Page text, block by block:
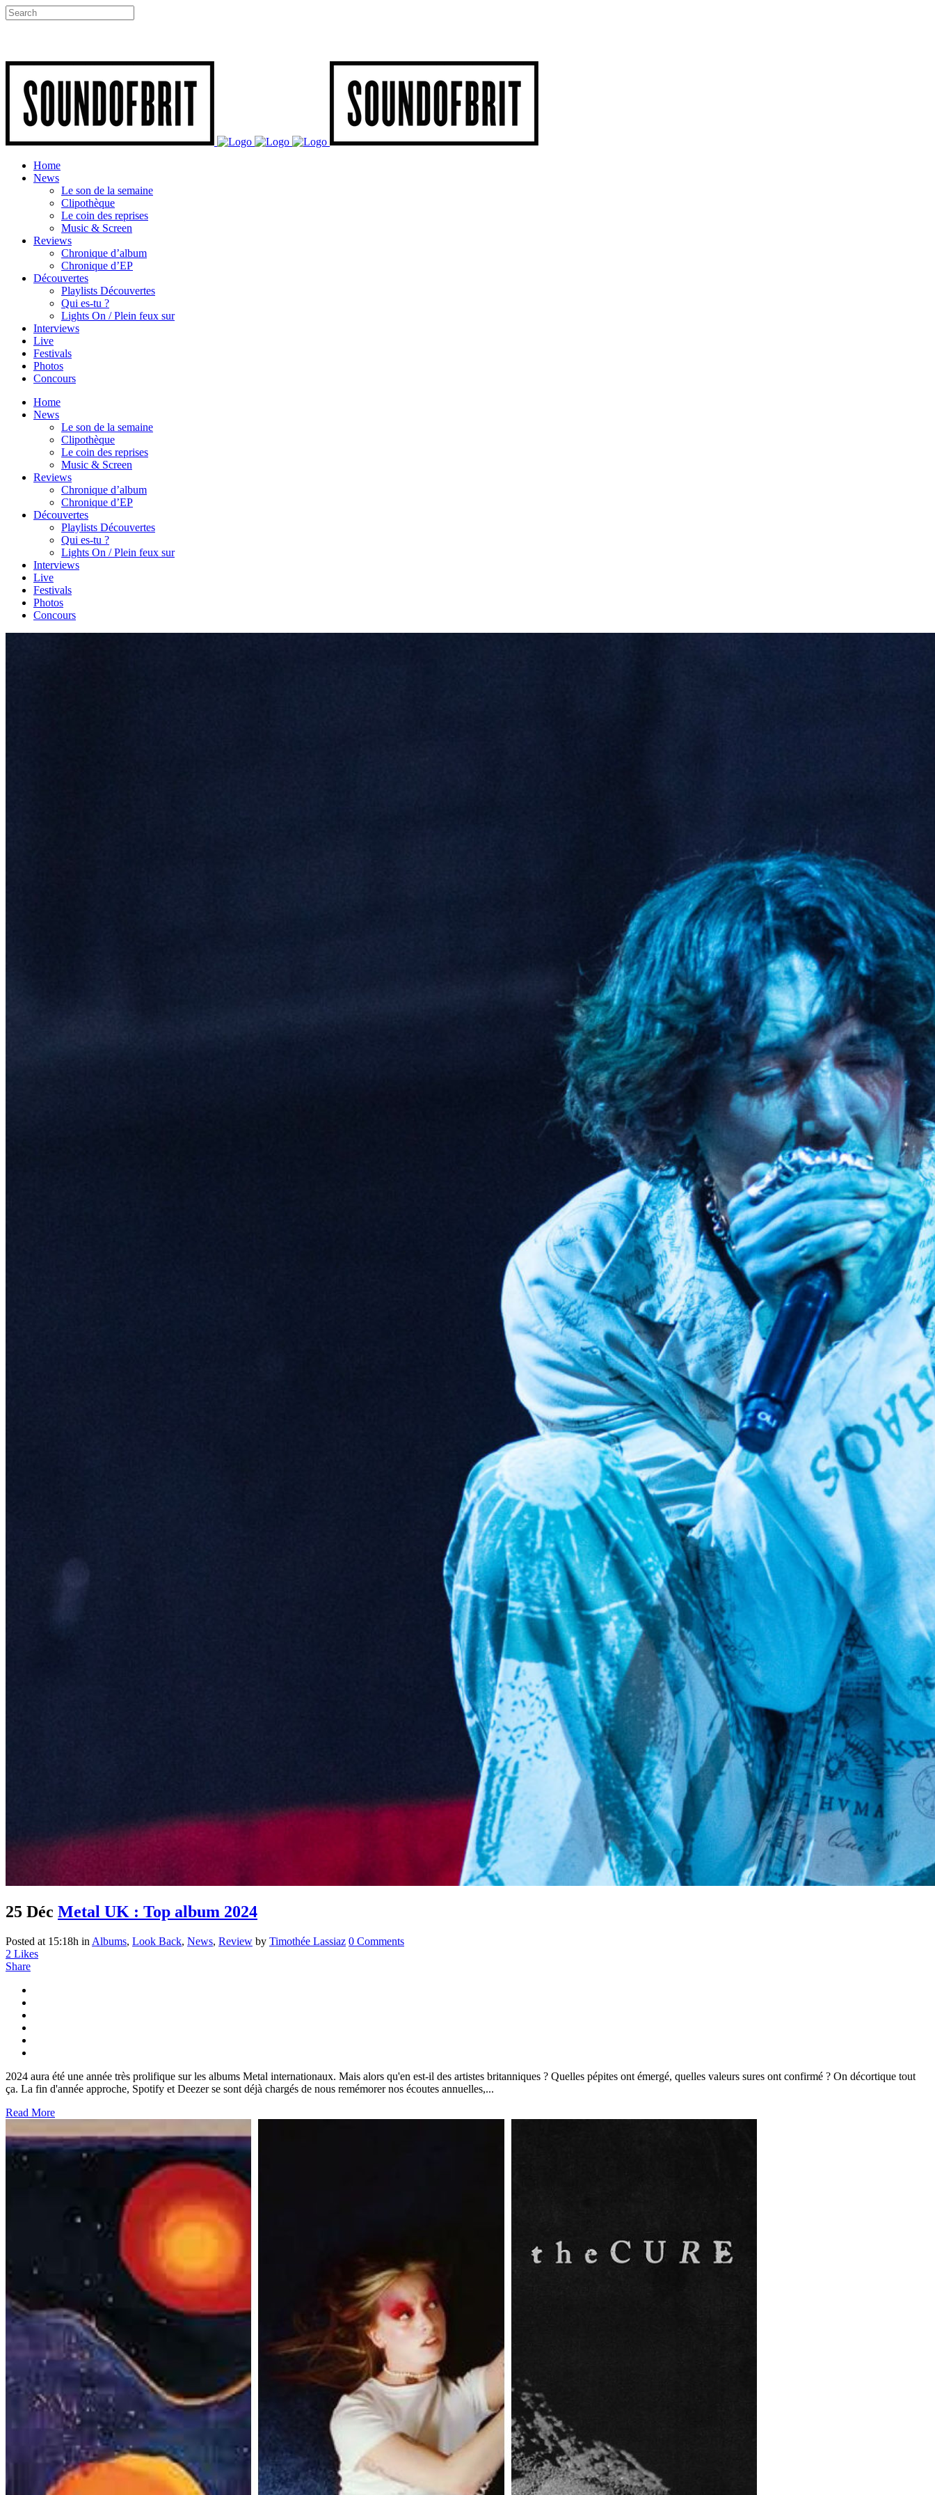
Home
News
Le son de la semaine
Clipothèque
Le coin des reprises
Music & Screen
Reviews
Chronique d’album
Chronique d’EP
Découvertes
Playlists Découvertes
Qui es-tu ?
Lights On / Plein feux sur
Interviews
Live
Festivals
Photos
Concours
Home
News
Le son de la semaine
Clipothèque
Le coin des reprises
Music & Screen
Reviews
Chronique d’album
Chronique d’EP
Découvertes
Playlists Découvertes
Qui es-tu ?
Lights On / Plein feux sur
Interviews
Live
Festivals
Photos
Concours
25 Déc Metal UK : Top album 2024
Posted at 15:18h in Albums, Look Back, News, Review by Timothée Lassiaz 0 Comments
2 Likes
Share
2024 aura été une année très prolifique sur les albums Metal internationaux. Mais alors qu'en est-il des artistes britanniques ? Quelles pépites ont émergé, quelles valeurs sures ont confirmé ? On décortique tout
ça. La fin d'année approche, Spotify et Deezer se sont déjà chargés de nous remémorer nos écoutes annuelles,...
Read More